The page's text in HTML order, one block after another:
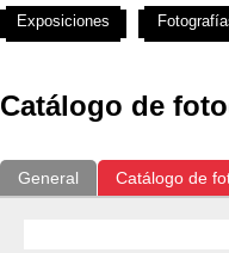
Catálogo de
General Catálogo de
Exposiciones